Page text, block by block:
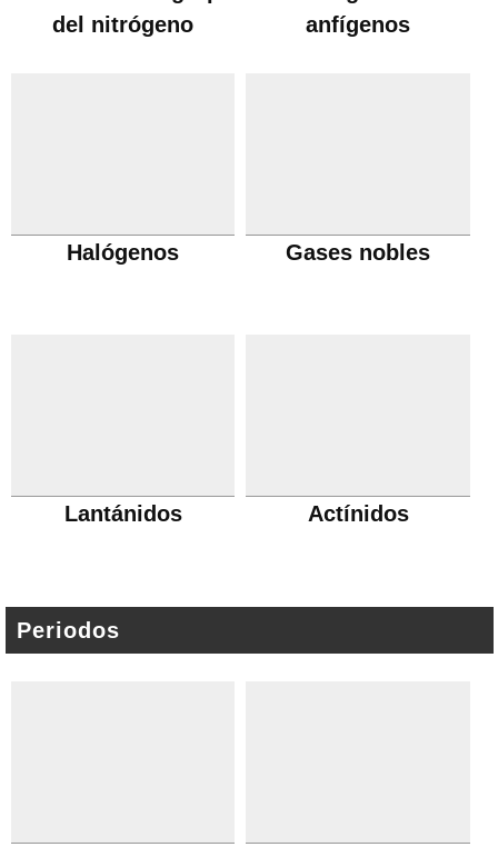
del nitrógeno
anfígenos
Halógenos Gases nobles
Lantánidos Actínidos
Periodos